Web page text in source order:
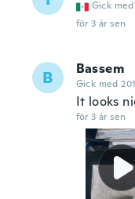
Gick med
för 3 år sen
B Bassem
Gick med
It looks
för 3 år sen